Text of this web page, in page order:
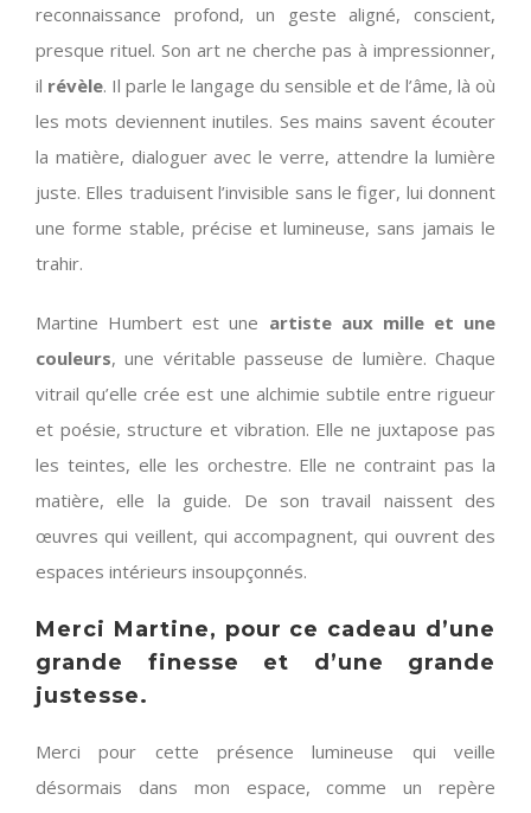
reconnaissance profond, un geste aligné, conscient,
presque rituel. Son art ne cherche pas à impressionner,
il révèle. Il parle le langage du sensible et de l’âme, là où
les mots deviennent inutiles. Ses mains savent écouter
la matière, dialoguer avec le verre, attendre la lumière
juste. Elles traduisent l’invisible sans le figer, lui donnent
une forme stable, précise et lumineuse, sans jamais le
trahir.
Martine Humbert est une artiste aux mille et une
couleurs, une véritable passeuse de lumière. Chaque
vitrail qu’elle crée est une alchimie subtile entre rigueur
et poésie, structure et vibration. Elle ne juxtapose pas
les teintes, elle les orchestre. Elle ne contraint pas la
matière, elle la guide. De son travail naissent des
œuvres qui veillent, qui accompagnent, qui ouvrent des
espaces intérieurs insoupçonnés.
Merci Martine, pour ce cadeau d’une
grande finesse et d’une grande
justesse.
Merci pour cette présence lumineuse qui veille
désormais dans mon espace, comme un repère